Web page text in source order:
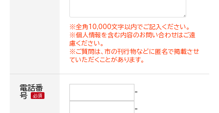
※全角10,000文字以内でご記入ください。
※個人情報を含む内容のお問い合わせはご遠
慮ください。
※ご質問は、市の刊行物などに匿名で掲載させ
ていただくことがあります。
電話番
号
-
-